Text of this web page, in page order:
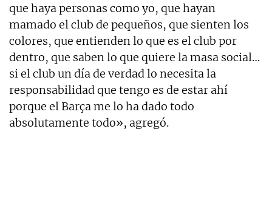
que haya personas como yo, que hayan
mamado el club de pequeños, que sienten los
colores, que entienden lo que es el club por
dentro, que saben lo que quiere la masa social…
si el club un día de verdad lo necesita la
responsabilidad que tengo es de estar ahí
porque el Barça me lo ha dado todo
absolutamente todo», agregó.